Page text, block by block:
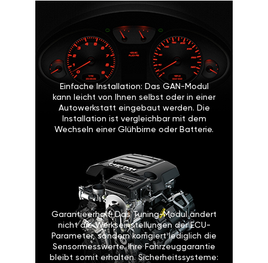
Einfache Installation: Das GAN-Modul
kann leicht von Ihnen selbst oder in einer
Autowerkstatt eingebaut werden. Die
Installation ist vergleichbar mit dem
Wechseln einer Glühbirne oder Batterie.
Garantieerhalt: Das Tuning-Modul ändert
nicht die Werkseinstellungen der ECU-
Parameter, sondern korrigiert lediglich die
Sensormesswerte. Ihre Fahrzeuggarantie
bleibt somit erhalten. Sicherheitssysteme: